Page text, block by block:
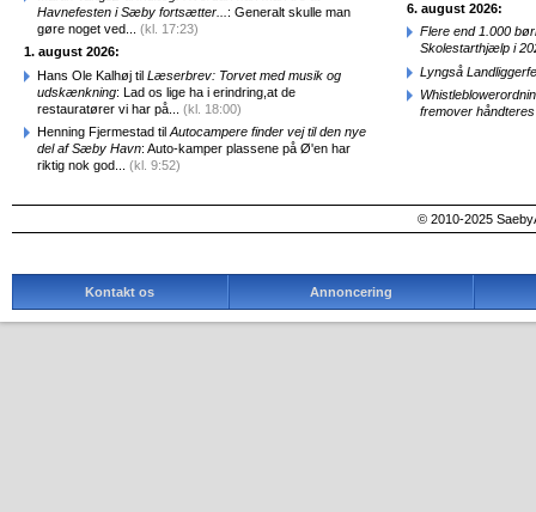
Havnefesten i Sæby fortsætter... : Generalt skulle man
gøre noget ved... (kl. 17:23)
1. august 2026:
Hans Ole Kalhøj til Læserbrev: Torvet med musik og
udskænkning: Lad os lige ha i erindring,at de
restauratører vi har på... (kl. 18:00)
Henning Fjermestad til Autocampere finder vej til den nye
del af Sæby Havn: Auto-kamper plassene på Ø'en har
riktig nok god... (kl. 9:52)
6. august 2026:
Flere end 1.000
Skolestarthjælp i
Lyngså
fremover
© 2010-2025
Kontakt os Annoncering